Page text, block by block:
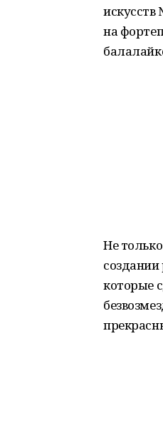
искусств
на
Не
которые